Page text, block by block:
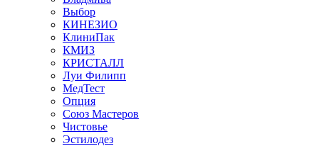
Выбор
КИНЕЗИО
КлиниПак
КМИЗ
КРИСТАЛЛ
Луи Филипп
МедТест
Опция
Союз Мастеров
Чистовье
Эстилодез